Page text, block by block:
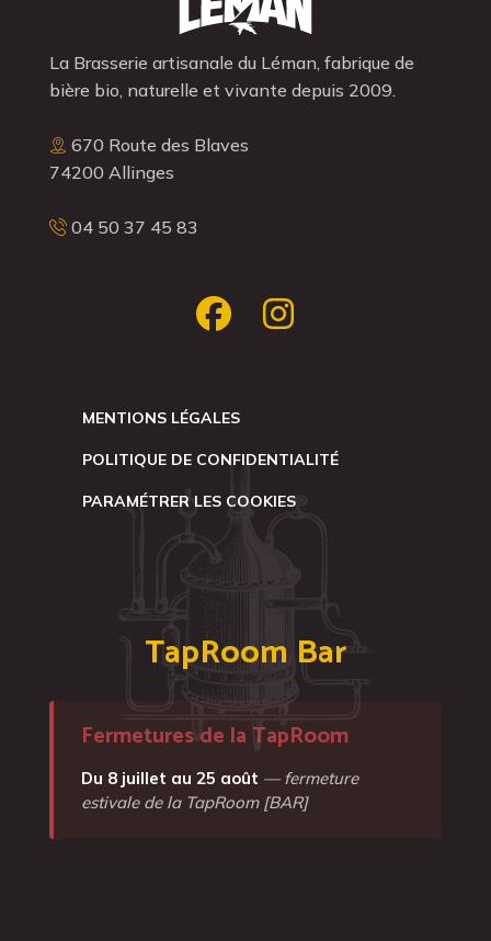
La Brasserie artisanale du Léman, fabrique de
bière bio, naturelle et vivante depuis 2009.
670 Route des Blaves
74200 Allinges
04 50 37 45 83
MENTIONS LÉGALES
POLITIQUE DE CONFIDENTIALITÉ
PARAMÉTRER LES COOKIES
TapRoom Bar
Fermetures de la TapRoom
Du 8 juillet au 25 août — fermeture
estivale de la TapRoom [BAR]